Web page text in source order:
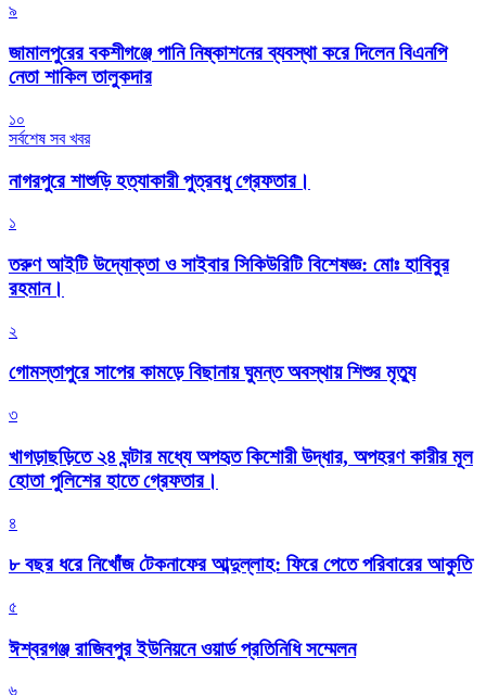
৯
জামালপুরের বকশীগঞ্জে পানি নিষ্কাশনের ব্যবস্থা করে দিলেন বিএনপি
নেতা শাকিল তালুকদার
১০
সর্বশেষ সব খবর
নাগরপুরে শাশুড়ি হত্যাকারী পুত্রবধু গ্রেফতার।
১
তরুণ আইটি উদ্যোক্তা ও সাইবার সিকিউরিটি বিশেষজ্ঞ: মোঃ হাবিবুর
রহমান।
২
গোমস্তাপুরে সাপের কামড়ে বিছানায় ঘুমন্ত অবস্থায় শিশুর মৃত্যু
৩
খাগড়াছড়িতে ২৪ ঘন্টার মধ্যে অপহৃত কিশোরী উদ্ধার, অপহরণ কারীর মূল
হোতা পুলিশের হাতে গ্রেফতার।
৪
৮ বছর ধরে নিখোঁজ টেকনাফের আব্দুল্লাহ: ফিরে পেতে পরিবারের আকুতি
৫
ঈশ্বরগঞ্জ রাজিবপুর ইউনিয়নে ওয়ার্ড প্রতিনিধি সম্মেলন
৬